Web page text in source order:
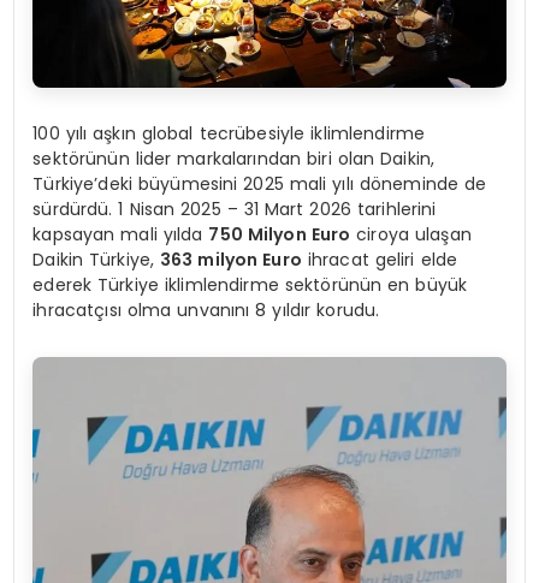
100 yılı aşkın global tecrübesiyle iklimlendirme
sektörünün lider markalarından biri olan Daikin,
Türkiye’deki büyümesini 2025 mali yılı döneminde de
sürdürdü. 1 Nisan 2025 – 31 Mart 2026 tarihlerini
kapsayan mali yılda 750 Milyon Euro ciroya ulaşan
Daikin Türkiye, 363 milyon Euro ihracat geliri elde
ederek Türkiye iklimlendirme sektörünün en büyük
ihracatçısı olma unvanını 8 yıldır korudu.